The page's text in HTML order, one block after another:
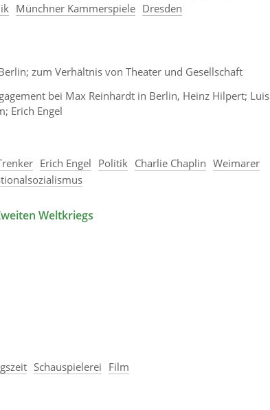
Münchner Kammerspiele Dresden
zum Verhältnis von Theater und Gesellschaft
bei Max Reinhardt in Berlin, Heinz Hilpert; Luis
Erich Engel
Erich Engel Politik Charlie Chaplin Weimarer
Weltkriegs
Schauspielerei Film